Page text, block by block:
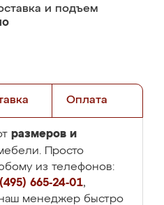
и подъем
Оплата
размеров и
Просто
из телефонов:
665-24-01,
менеджер быстро